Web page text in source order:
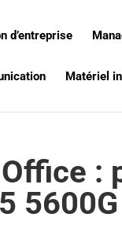
d’entreprise
Matériel
:
5600G